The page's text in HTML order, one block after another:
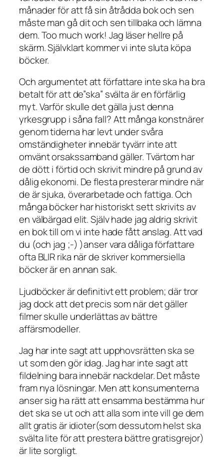
månader för att få sin åtrådda bok och sen
måste man gå dit och sen tillbaka och lämna
dem. Too much work! Jag läser hellre på
skärm. Självklart kommer vi inte sluta köpa
böcker.
Och argumentet att författare inte ska ha bra
betalt för att de”ska” svälta är en förfärlig
myt. Varför skulle det gälla just denna
yrkesgrupp i såna fall? Att många konstnärer
genom tiderna har levt under svåra
omständigheter innebär tyvärr inte att
omvänt orsakssamband gäller. Tvärtom har
de dött i förtid och skrivit mindre på grund av
dålig ekonomi. De flesta presterar mindre när
de är sjuka, överarbetade och fattiga. Och
många böcker har historiskt sett skrivits av
en välbärgad elit. Själv hade jag aldrig skrivit
en bok till om vi inte hade fått anslag. Att vad
du (och jag ;-) )anser vara dåliga författare
ofta BLIR rika när de skriver kommersiella
böcker är en annan sak.
Ljudböcker är definitivt ett problem; där tror
jag dock att det precis som när det gäller
filmer skulle underlättas av bättre
affärsmodeller.
Jag har inte sagt att upphovsrätten ska se
ut som den gör idag. Jag har inte sagt att
fildelning bara innebär nackdelar. Det måste
fram nya lösningar. Men att konsumenterna
anser sig ha rätt att ensamma bestämma hur
det ska se ut och att alla som inte vill ge dem
allt gratis är idioter(som dessutom helst ska
svälta lite för att prestera bättre gratisgrejor)
är lite sorgligt.